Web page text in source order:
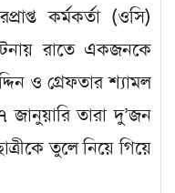
কর্মকর্তা (ওসি)
রাতে একজনকে
ও গ্রেফতার শ্যামল
তারা দু’জন
তুলে নিয়ে গিয়ে